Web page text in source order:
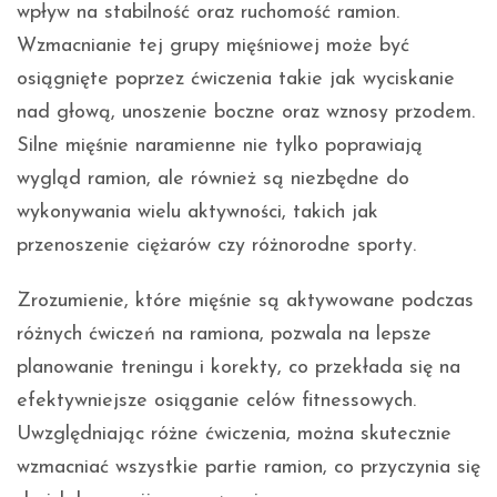
wpływ na stabilność oraz ruchomość ramion.
Wzmacnianie tej grupy mięśniowej może być
osiągnięte poprzez ćwiczenia takie jak wyciskanie
nad głową, unoszenie boczne oraz wznosy przodem.
Silne mięśnie naramienne nie tylko poprawiają
wygląd ramion, ale również są niezbędne do
wykonywania wielu aktywności, takich jak
przenoszenie ciężarów czy różnorodne sporty.
Zrozumienie, które mięśnie są aktywowane podczas
różnych ćwiczeń na ramiona, pozwala na lepsze
planowanie treningu i korekty, co przekłada się na
efektywniejsze osiąganie celów fitnessowych.
Uwzględniając różne ćwiczenia, można skutecznie
wzmacniać wszystkie partie ramion, co przyczynia się